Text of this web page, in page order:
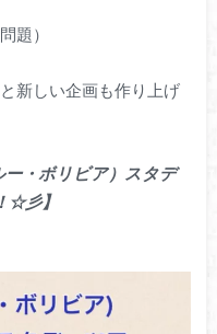
題）
新しい企画も作り上げ
ー・ボリビア）スタデ
☆彡】